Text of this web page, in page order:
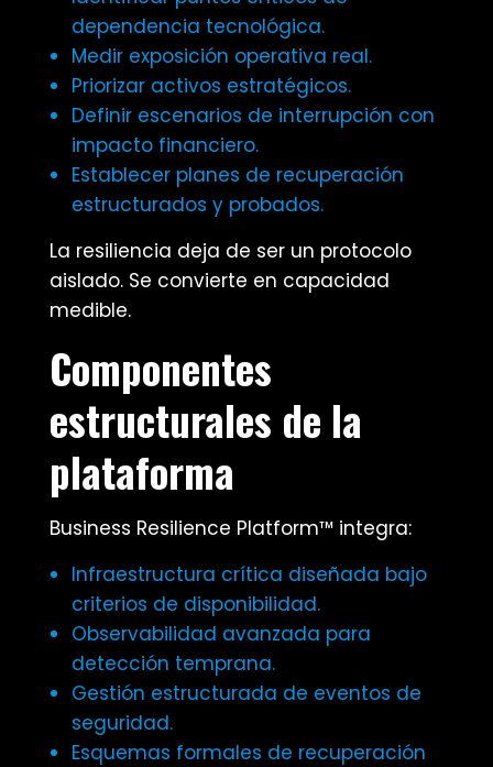
dependencia tecnológica.
Medir exposición operativa real.
Priorizar activos estratégicos.
Definir escenarios de interrupción con
impacto financiero.
Establecer planes de recuperación
estructurados y probados.
La resiliencia deja de ser un protocolo
aislado. Se convierte en capacidad
medible.
Componentes
estructurales de la
plataforma
Business Resilience Platform™ integra:
Infraestructura crítica diseñada bajo
criterios de disponibilidad.
Observabilidad avanzada para
detección temprana.
Gestión estructurada de eventos de
seguridad.
Esquemas formales de recuperación